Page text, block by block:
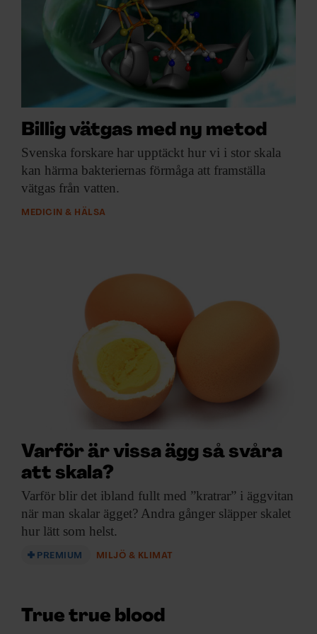
Billig vätgas med ny metod
Svenska forskare har upptäckt hur vi i stor skala
kan härma bakteriernas förmåga att framställa
vätgas från vatten.
MEDICIN & HÄLSA
Varför är vissa ägg så svåra
att skala?
Varför blir det ibland fullt med ”kratrar” i äggvitan
när man skalar ägget? Andra gånger släpper skalet
hur lätt som helst.
PREMIUM MILJÖ & KLIMAT
True true blood